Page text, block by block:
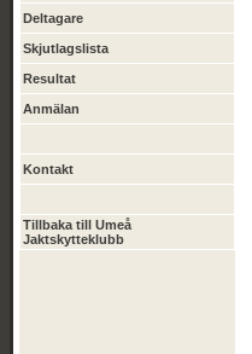
Deltagare
Skjutlagslista
Resultat
Anmälan
Kontakt
Tillbaka till Umeå
Jaktskytteklubb